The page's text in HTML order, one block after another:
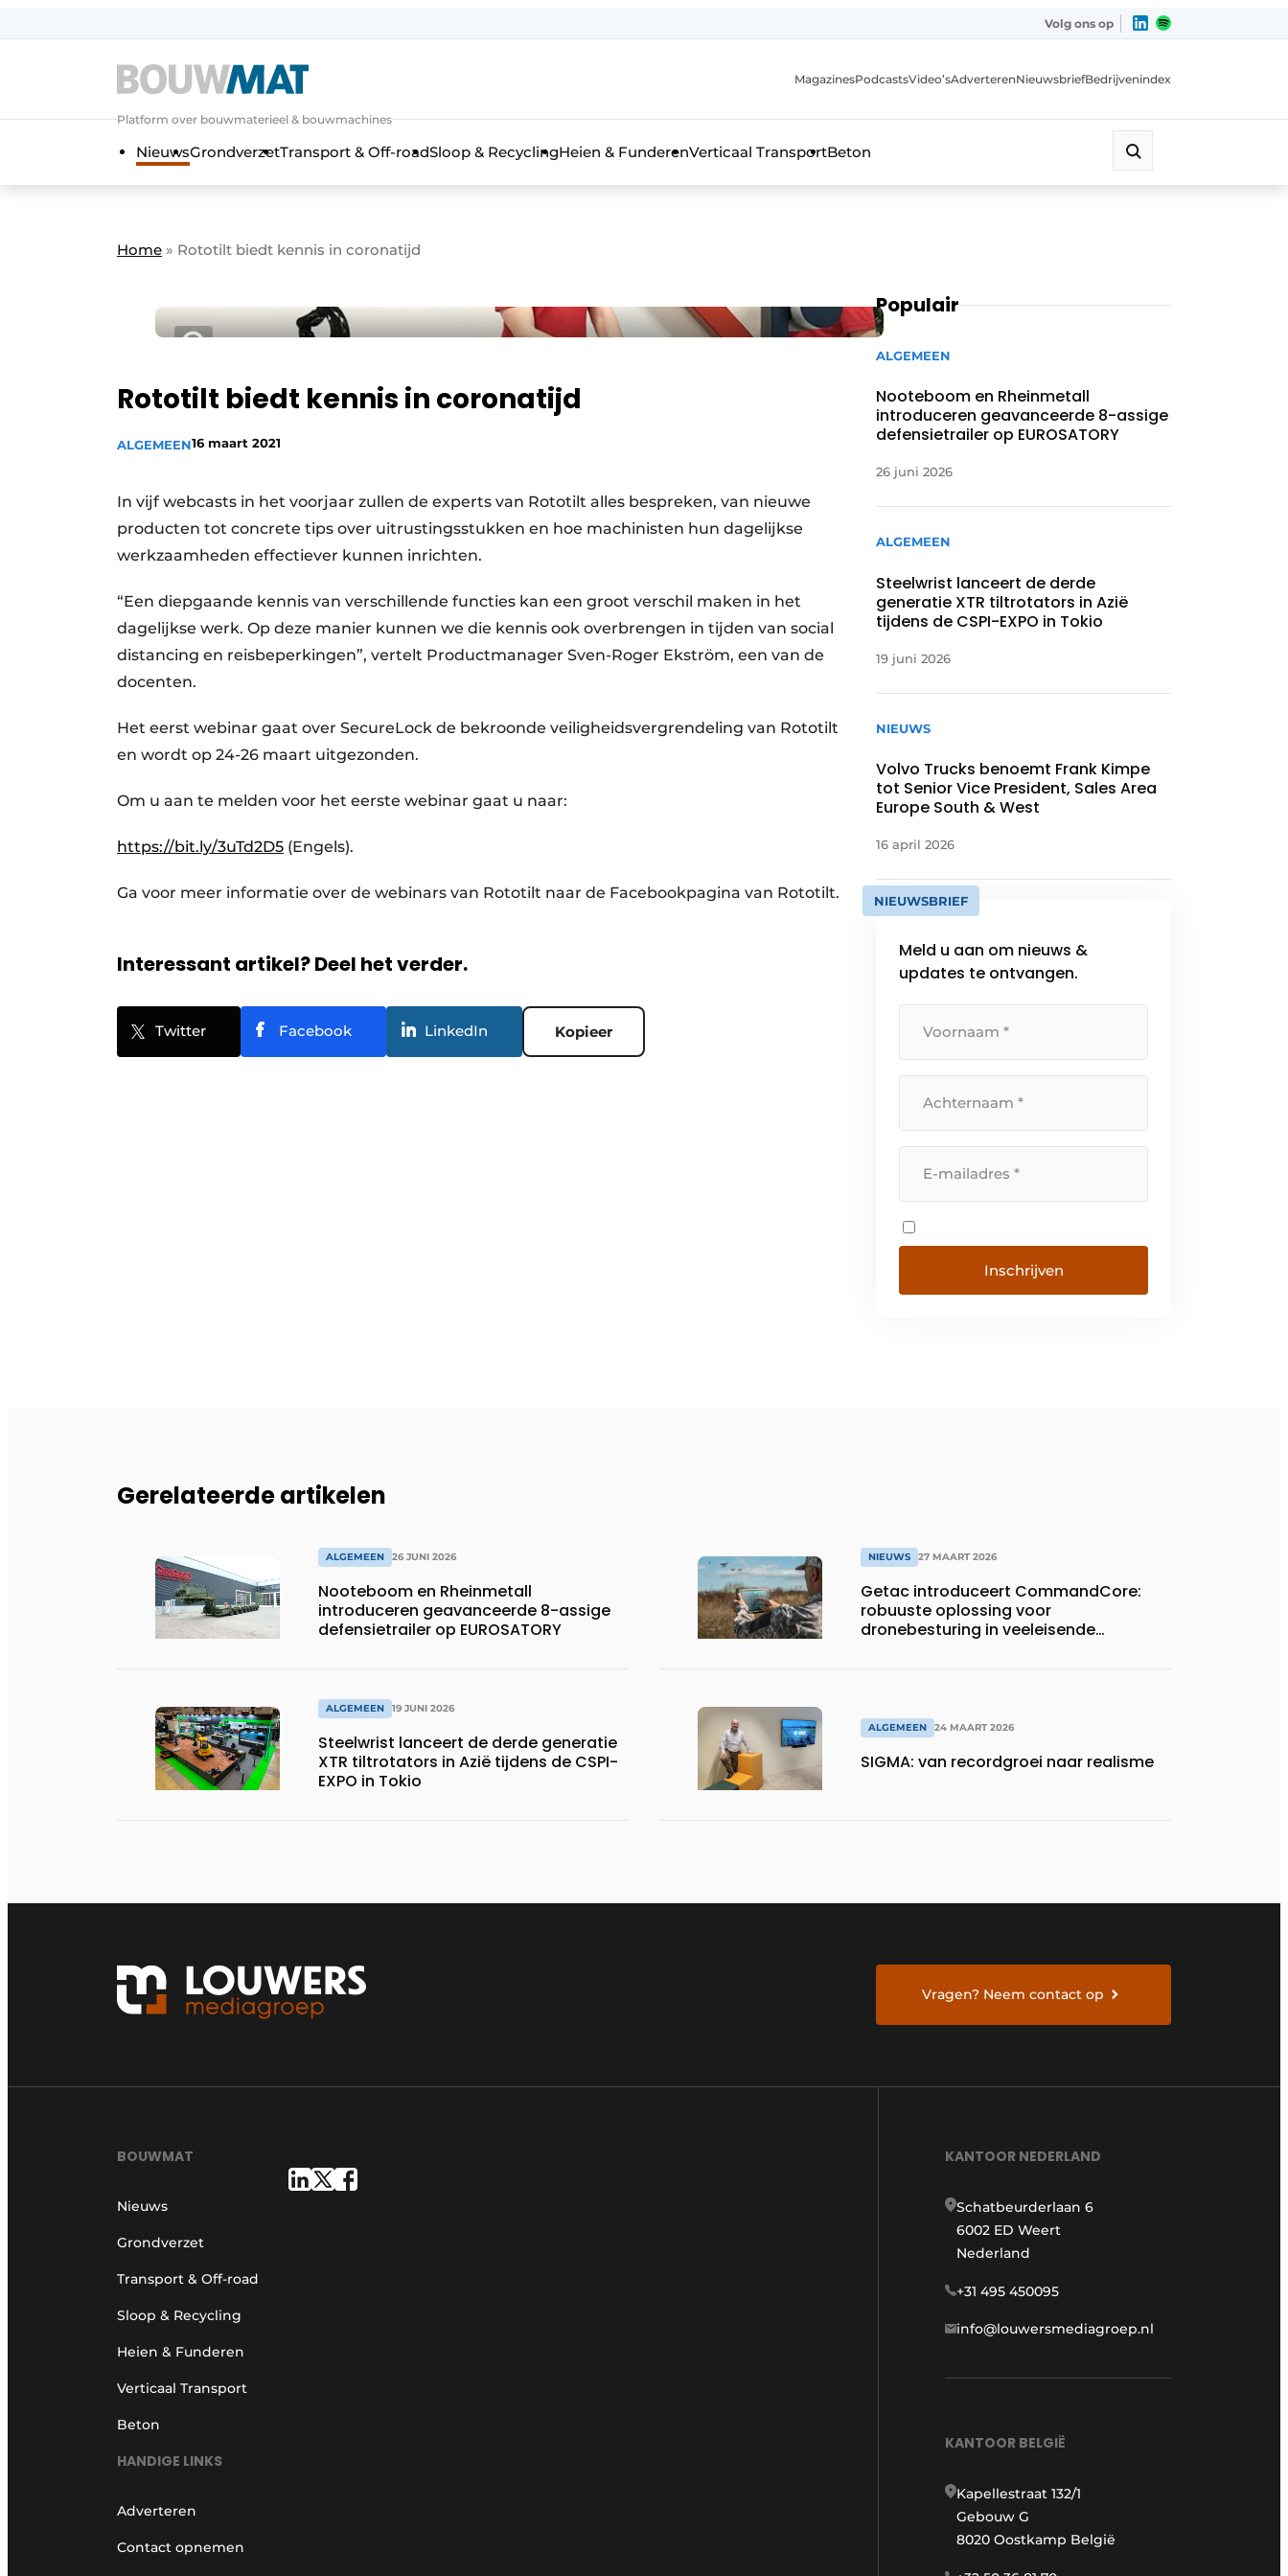
Algemene voorwaarden
BedrijvenAanmeldenAanmelden FR
Bedankt voor de aanmelding
Bedankt voor de aanmelding FR
Bedrijven
Bouwmat | Platform over bouwmaterieel & bouwmachines
Direct contact
Meest gelezen
Podcasts
Vacature aanmelden
Volg ons op
Platform over bouwmaterieel & bouwmachines
MagazinesPodcastsVideo’sAdverterenNieuwsbriefBedrijvenindex
NieuwsGrondverzetTransport & Off-roadSloop & RecyclingHeien & FunderenVerticaal TransportBeton
Home » Rototilt biedt kennis in coronatijd
Rototilt biedt kennis in coronatijd
ALGEMEEN16 maart 2021
In vijf webcasts in het voorjaar zullen de experts van Rototilt alles bespreken, van nieuwe
producten tot concrete tips over uitrustingsstukken en hoe machinisten hun dagelijkse
werkzaamheden effectiever kunnen inrichten.
“Een diepgaande kennis van verschillende functies kan een groot verschil maken in het
dagelijkse werk. Op deze manier kunnen we die kennis ook overbrengen in tijden van social
distancing en reisbeperkingen”, vertelt Productmanager Sven-Roger Ekström, een van de
docenten.
Het eerst webinar gaat over SecureLock de bekroonde veiligheidsvergrendeling van Rototilt
en wordt op 24-26 maart uitgezonden.
Om u aan te melden voor het eerste webinar gaat u naar:
https://bit.ly/3uTd2D5 (Engels).
Ga voor meer informatie over de webinars van Rototilt naar de Facebookpagina van Rototilt.
Interessant artikel? Deel het verder.
Twitter Facebook LinkedIn Kopieer
Populair
ALGEMEEN
Nooteboom en Rheinmetall
introduceren geavanceerde 8-assige
defensietrailer op EUROSATORY
26 juni 2026
ALGEMEEN
Steelwrist lanceert de derde
generatie XTR tiltrotators in Azië
tijdens de CSPI-EXPO in Tokio
19 juni 2026
NIEUWS
Volvo Trucks benoemt Frank Kimpe
tot Senior Vice President, Sales Area
Europe South & West
16 april 2026
NIEUWSBRIEF
Meld u aan om nieuws &
updates te ontvangen.
Gerelateerde artikelen
ALGEMEEN 26 JUNI 2026
Nooteboom en Rheinmetall
introduceren geavanceerde 8-assige
defensietrailer op EUROSATORY
ALGEMEEN 19 JUNI 2026
Steelwrist lanceert de derde generatie
XTR tiltrotators in Azië tijdens de CSPI-
EXPO in Tokio
NIEUWS 27 MAART 2026
Getac introduceert CommandCore:
robuuste oplossing voor
dronebesturing in veeleisende
ALGEMEEN 24 MAART 2026
SIGMA: van recordgroei naar realisme
Vragen? Neem contact op
BOUWMAT
Nieuws
Grondverzet
Transport & Off-road
Sloop & Recycling
Heien & Funderen
Verticaal Transport
Beton
HANDIGE LINKS
Adverteren
Contact opnemen
KANTOOR NEDERLAND
Schatbeurderlaan 6
6002 ED Weert
Nederland
+31 495 450095
info@louwersmediagroep.nl
KANTOOR BELGIË
Kapellestraat 132/1
Gebouw G
8020 Oostkamp België